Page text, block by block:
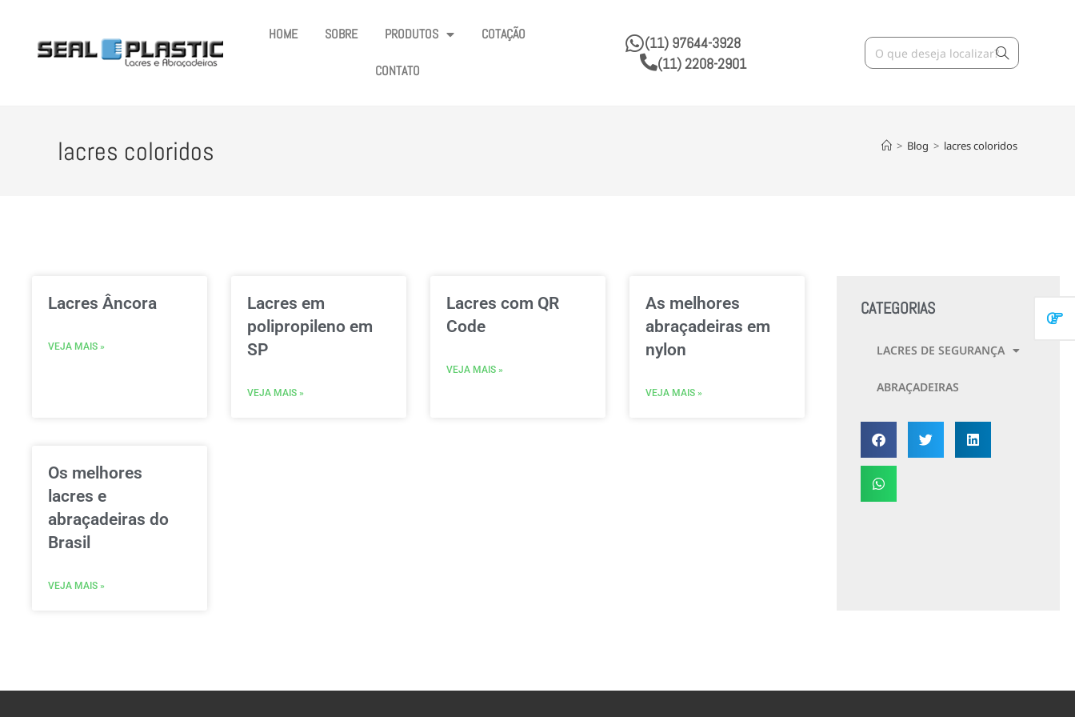
HOME SOBRE PRODUTOS COTAÇÃO
CONTATO
(11) 97644-3928
(11) 2208-2901
lacres coloridos > Blog > lacres coloridos
Lacres Âncora
VEJA MAIS »
Lacres em
polipropileno em
SP
VEJA MAIS »
Lacres com QR
Code
VEJA MAIS »
As melhores
abraçadeiras em
nylon
VEJA MAIS »
Os melhores
lacres e
abraçadeiras do
Brasil
VEJA MAIS »
CATEGORIAS
LACRES DE SEGURANÇA
ABRAÇADEIRAS